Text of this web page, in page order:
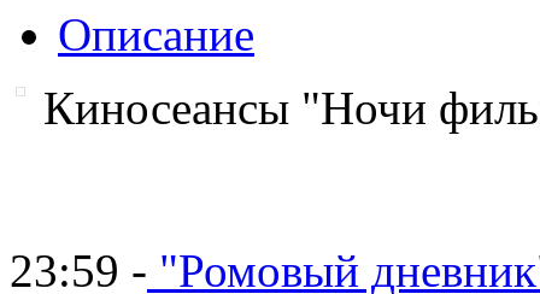
Описание
Киносеансы "Ночи
23:59 - "Ромовый